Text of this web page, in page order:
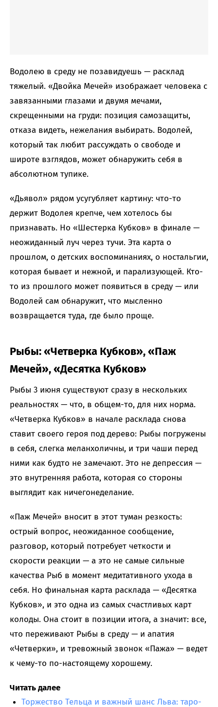
Водолею в среду не позавидуешь — расклад
тяжелый. «Двойка Мечей» изображает человека с
завязанными глазами и двумя мечами,
скрещенными на груди: позиция самозащиты,
отказа видеть, нежелания выбирать. Водолей,
который так любит рассуждать о свободе и
широте взглядов, может обнаружить себя в
абсолютном тупике.
«Дьявол» рядом усугубляет картину: что-то
держит Водолея крепче, чем хотелось бы
признавать. Но «Шестерка Кубков» в финале —
неожиданный луч через тучи. Эта карта о
прошлом, о детских воспоминаниях, о ностальгии,
которая бывает и нежной, и парализующей. Кто-
то из прошлого может появиться в среду — или
Водолей сам обнаружит, что мысленно
возвращается туда, где было проще.
Рыбы: «Четверка Кубков», «Паж
Мечей», «Десятка Кубков»
Рыбы 3 июня существуют сразу в нескольких
реальностях — что, в общем-то, для них норма.
«Четверка Кубков» в начале расклада снова
ставит своего героя под дерево: Рыбы погружены
в себя, слегка меланхоличны, и три чаши перед
ними как будто не замечают. Это не депрессия —
это внутренняя работа, которая со стороны
выглядит как ничегонеделание.
«Паж Мечей» вносит в этот туман резкость:
острый вопрос, неожиданное сообщение,
разговор, который потребует четкости и
скорости реакции — а это не самые сильные
качества Рыб в момент медитативного ухода в
себя. Но финальная карта расклада — «Десятка
Кубков», и это одна из самых счастливых карт
колоды. Она стоит в позиции итога, а значит: все,
что переживают Рыбы в среду — и апатия
«Четверки», и тревожный звонок «Пажа» — ведет
к чему-то по-настоящему хорошему.
Читать далее
Торжество Тельца и важный шанс Льва: таро-